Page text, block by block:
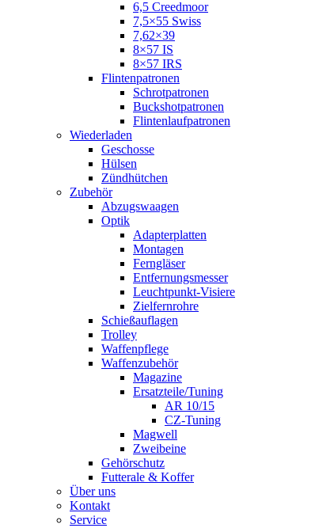
6,5 Creedmoor
7,5×55 Swiss
7,62×39
8×57 IS
8×57 IRS
Flintenpatronen
Schrotpatronen
Buckshotpatronen
Flintenlaufpatronen
Wiederladen
Geschosse
Hülsen
Zündhütchen
Zubehör
Abzugswaagen
Optik
Adapterplatten
Montagen
Ferngläser
Entfernungsmesser
Leuchtpunkt-Visiere
Zielfernrohre
Schießauflagen
Trolley
Waffenpflege
Waffenzubehör
Magazine
Ersatzteile/Tuning
AR 10/15
CZ-Tuning
Magwell
Zweibeine
Gehörschutz
Futterale & Koffer
Über uns
Kontakt
Service